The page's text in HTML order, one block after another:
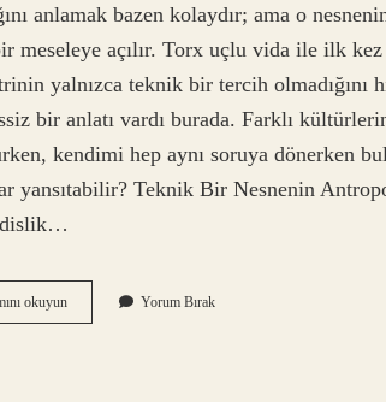
anlamak bazen kolaydır; ama o
meseleye açılır. Torx uçlu vida ile ilk kez
yalnızca teknik bir tercih olmadığını
bir anlatı vardı burada. Farklı
kendimi hep aynı soruya dönerken
yansıtabilir? Teknik Bir Nesnenin
okuyunTorx
uçlu
Yorum Bırak